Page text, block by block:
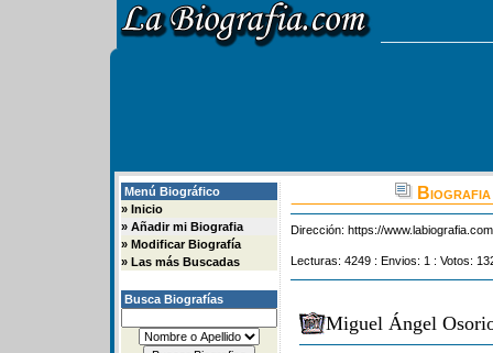
Menú Biográfico
» Inicio
» Añadir mi Biografia
» Modificar Biografía
» Las más Buscadas
Busca Biografías
Dirección: https://
Lecturas: 4249 : Envios: 1 : Votos:
Miguel Ángel